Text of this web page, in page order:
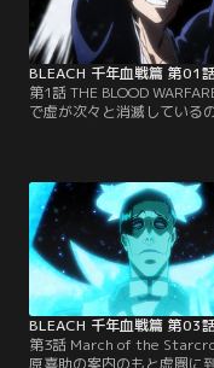
BLEACH 千年血戦篇 第01
第1話 THE BLOOD
で虚が次々と消滅している
到着早々に虚と遭遇。突然
なす術もない二人の窮地を
は、死神代行・黒崎一護と
だった。翌々日、意識を取り
竜ノ介と交流する一護たち
に…。【提供：バンダイチ
ル】
BLEACH 千年血戦篇 第03
第3話 March of the
原喜助の案内のもと虚圏に